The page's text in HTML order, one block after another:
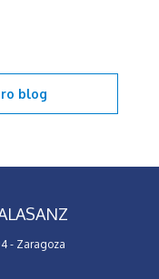
blog
- Zaragoza